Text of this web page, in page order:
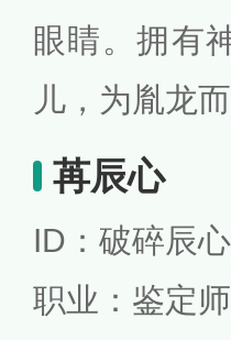
眼睛。拥有
儿，为胤龙
苒辰心
ID：破碎辰心
职业：鉴定师